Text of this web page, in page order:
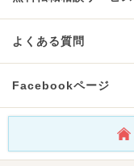
よくある質問
Facebookページ